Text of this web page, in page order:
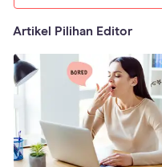
Artikel Pilihan Editor